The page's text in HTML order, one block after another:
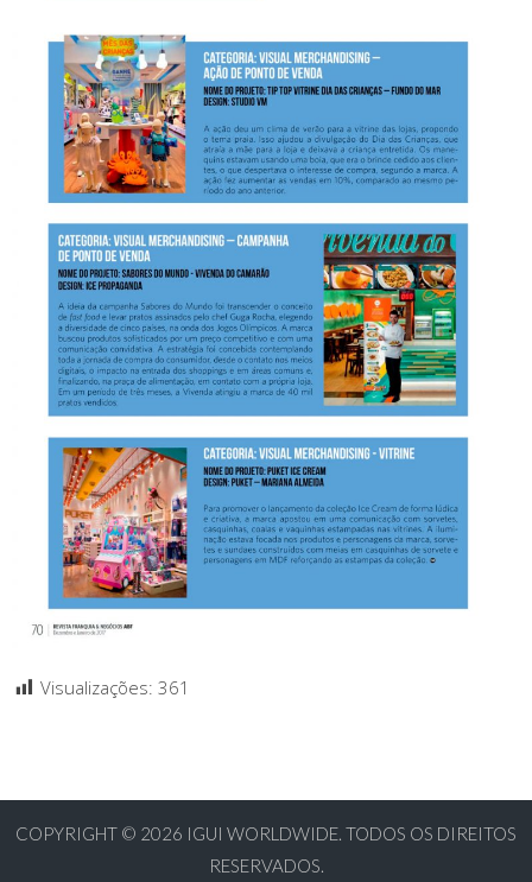
Visualizações: 361
COPYRIGHT © 2026 IGUI WORLDWIDE. TODOS OS DIREITOS
RESERVADOS.